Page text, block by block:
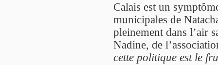
Calais est un
municipales de
pleinement dans l’air
Nadine, de
cette politique est le